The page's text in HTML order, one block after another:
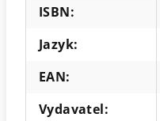
ISBN:
Jazyk:
EAN:
Vydavatel: